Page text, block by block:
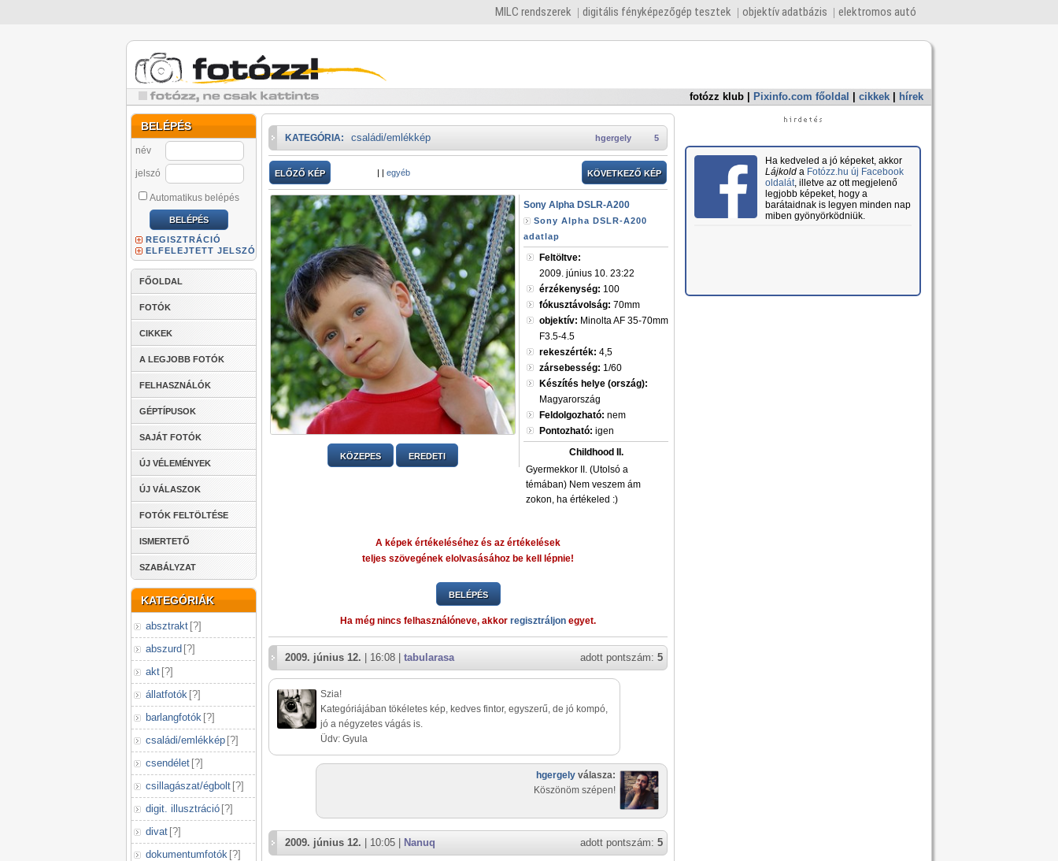
MILC rendszerek digitális fényképezőgép tesztek objektív adatbázis elektromos autó
fotózz klub Pixinfo.com főoldal cikkek hírek
BELÉPÉS
név
jelszó
Automatikus belépés
REGISZTRÁCIÓ
ELFELEJTETT JELSZÓ
FŐOLDAL
FOTÓK
CIKKEK
A LEGJOBB FOTÓK
FELHASZNÁLÓK
GÉPTÍPUSOK
SAJÁT FOTÓK
ÚJ VÉLEMÉNYEK
ÚJ VÁLASZOK
FOTÓK FELTÖLTÉSE
ISMERTETŐ
SZABÁLYZAT
KATEGÓRIÁK
absztrakt [?]
abszurd [?]
akt [?]
állatfotók [?]
barlangfotók [?]
családi/emlékkép [?]
csendélet [?]
csillagászat/égbolt [?]
digit. illusztráció [?]
divat [?]
dokumentumfotók [?]
5
hgergely
KATEGÓRIA: családi/emlékkép
ELŐZŐ KÉP | | egyéb KÖVETKEZŐ KÉP
KÖZEPES EREDETI
Sony Alpha DSLR-A200
Sony Alpha DSLR-A200
adatlap
Feltöltve:
2009. június 10. 23:22
érzékenység: 100
fókusztávolság: 70mm
objektív: Minolta AF 35-70mm
F3.5-4.5
rekeszérték: 4,5
zársebesség: 1/60
Készítés helye (ország):
Magyarország
Feldolgozható: nem
Pontozható: igen
Childhood II.
Gyermekkor II. (Utolsó a
témában) Nem veszem ám
zokon, ha értékeled :)
A képek értékeléséhez és az értékelések
teljes szövegének elolvasásához be kell lépnie!
BELÉPÉS
Ha még nincs felhasználóneve, akkor regisztráljon egyet.
adott pontszám: 5
2009. június 12. | 16:08 | tabularasa
Szia!
Kategóriájában tökéletes kép, kedves fintor, egyszerű, de jó kompó,
jó a négyzetes vágás is.
Üdv: Gyula
hgergely válasza:
Köszönöm szépen!
adott pontszám: 5
2009. június 12. | 10:05 | Nanuq
Ha kedveled a jó képeket, akkor
Lájkolda Fotózz.hu új Facebook
oldalát, illetve az ott megjelenő
legjobb képeket, hogy a
barátaidnak is legyen minden nap
miben gyönyörködniük.